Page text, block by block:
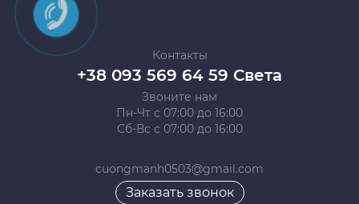
Контакты
+38 093 569 64 59 Света
Звоните нам
Пн-Чт с 07:00 до 16:00
Сб-Вс с 07:00 до 16:00
cuongmanh0503@gmail.com
Заказать звонок